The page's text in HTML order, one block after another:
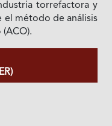
torrefactora y
el método de análisis